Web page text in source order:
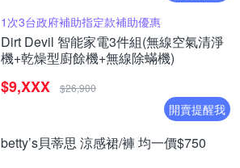
1次3台政府補助指定款補助優惠
Dirt Devil 智能家電3件組(無線空氣清淨
機+乾燥型廚餘機+無線除蟎機)
$9,XXX $26,900
開賣提醒我
betty’s貝蒂思 涼感裙/褲 均一價$750